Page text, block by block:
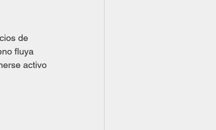
de
fluya
activo